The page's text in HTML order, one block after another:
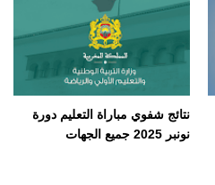
نتائج شفوي مباراة التعليم دورة
نونبر 2025 جميع الجهات